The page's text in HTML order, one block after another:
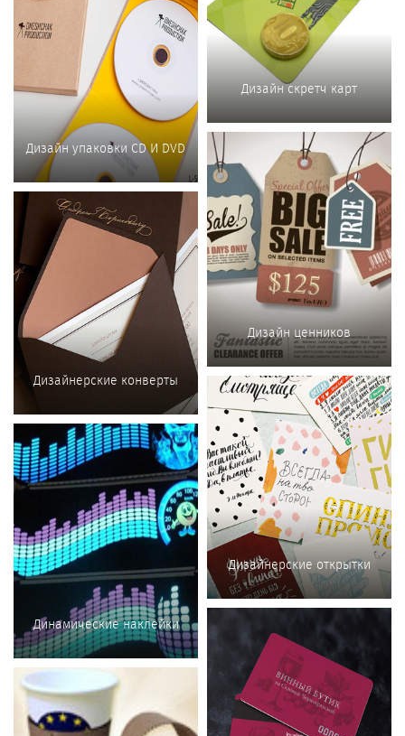
Дизайн скретч карт
Дизайн упаковки CD И DVD
Дизайн ценников
Дизайнерские конверты
Дизайнерские открытки
Динамические наклейки